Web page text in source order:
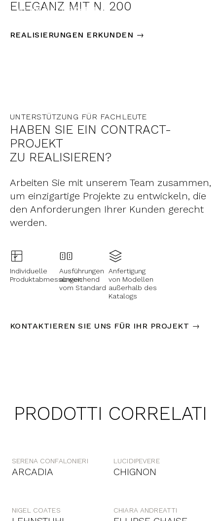
MEHR ENTDECKEN →
ELEGANZ MIT N. 200
REALISIERUNGEN ERKUNDEN →
UNTERSTÜTZUNG FÜR FACHLEUTE
HABEN SIE EIN CONTRACT-
PROJEKT
ZU REALISIEREN?
Arbeiten Sie mit unserem Team zusammen,
um einzigartige Projekte zu entwickeln, die
den Anforderungen Ihrer Kunden gerecht
werden.
Individuelle
Produktabmessungen
Ausführungen
abweichend
vom Standard
Anfertigung
von Modellen
außerhalb des
Katalogs
KONTAKTIEREN SIE UNS FÜR IHR PROJEKT →
PRODOTTI CORRELATI
SERENA CONFALONIERI
ARCADIA
LUCIDIPEVERE
CHIGNON
NIGEL COATES CHIARA ANDREATTI